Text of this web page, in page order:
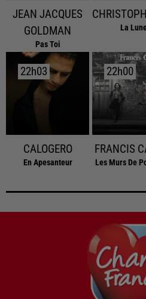
JEAN JACQUES
GOLDMAN
Pas Toi
La
22h03
22h03
CALOGERO
En Apesanteur
22h00
22h00
FRANCIS
Les Murs De